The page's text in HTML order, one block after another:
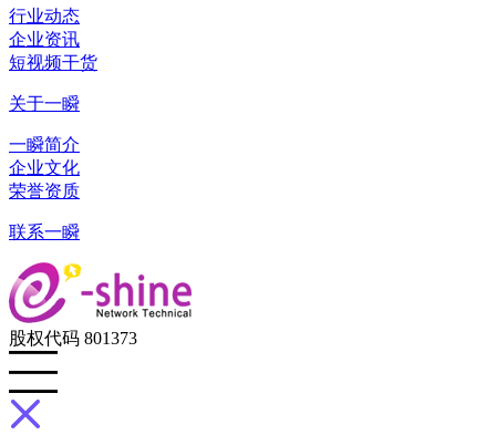
行业动态
企业资讯
短视频干货
关于一瞬
一瞬简介
企业文化
荣誉资质
联系一瞬
股权代码 801373